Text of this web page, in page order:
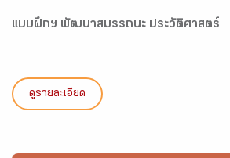
แบบฝึกฯ พัฒนาสมรรถนะ ประวัติศาสตร์
ดูรายละเอียด